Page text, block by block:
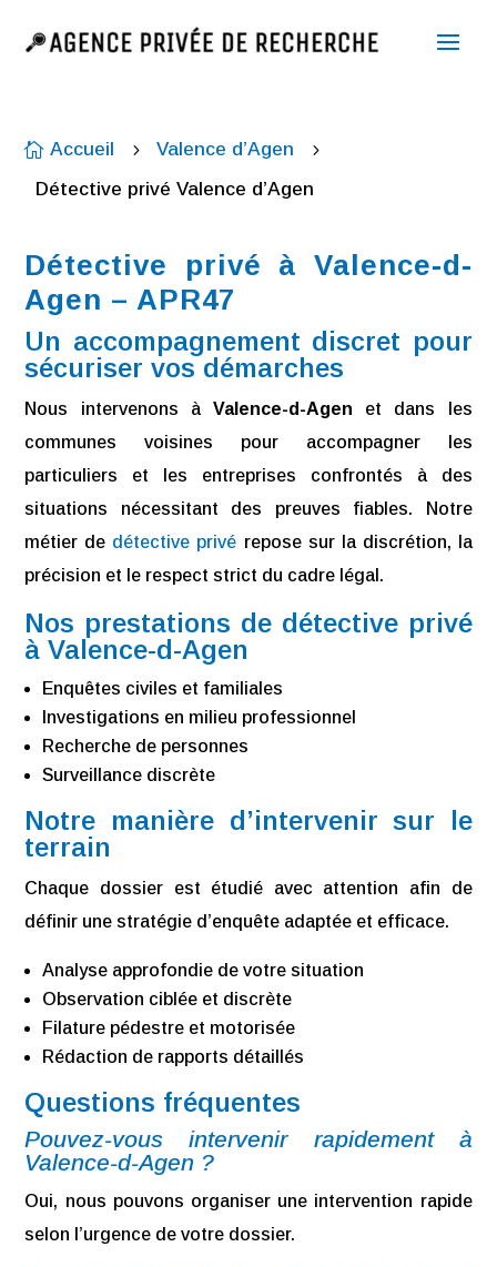
 Accueil 5 Valence d’Agen 5
Détective privé Valence d’Agen
Détective privé à Valence-d-
Agen – APR47
Un accompagnement discret pour
sécuriser vos démarches
Nous intervenons à Valence-d-Agen et dans les
communes voisines pour accompagner les
particuliers et les entreprises confrontés à des
situations nécessitant des preuves fiables. Notre
métier de détective privé repose sur la discrétion, la
précision et le respect strict du cadre légal.
Nos prestations de détective privé
à Valence-d-Agen
Enquêtes civiles et familiales
Investigations en milieu professionnel
Recherche de personnes
Surveillance discrète
Notre manière d’intervenir sur le
terrain
Chaque dossier est étudié avec attention afin de
définir une stratégie d’enquête adaptée et efficace.
Analyse approfondie de votre situation
Observation ciblée et discrète
Filature pédestre et motorisée
Rédaction de rapports détaillés
Questions fréquentes
Pouvez-vous intervenir rapidement à
Valence-d-Agen ?
Oui, nous pouvons organiser une intervention rapide
selon l’urgence de votre dossier.